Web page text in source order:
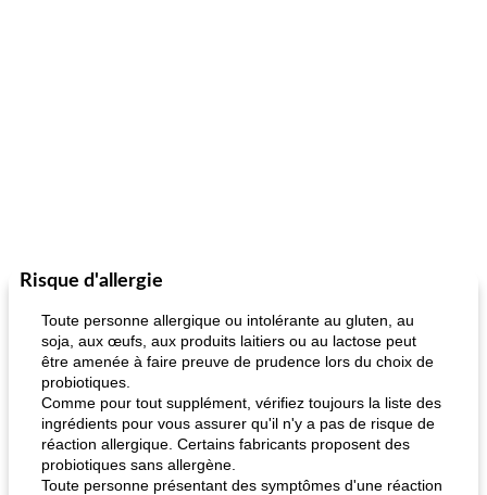
Risque d'allergie
Toute personne allergique ou intolérante au gluten, au
soja, aux œufs, aux produits laitiers ou au lactose peut
être amenée à faire preuve de prudence lors du choix de
probiotiques.
Comme pour tout supplément, vérifiez toujours la liste des
ingrédients pour vous assurer qu'il n'y a pas de risque de
réaction allergique. Certains fabricants proposent des
probiotiques sans allergène.
Toute personne présentant des symptômes d'une réaction